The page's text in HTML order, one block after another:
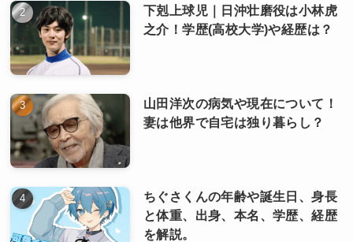
下剋上球児｜日沖壮磨役は小林虎
之介！学歴(高校大学)や経歴は？
山田洋次の病気や現在について！
妻は他界で自宅は独り暮らし？
ちぐさくんの年齢や誕生日、身長
と体重、出身、本名、学歴、経歴
を解説。